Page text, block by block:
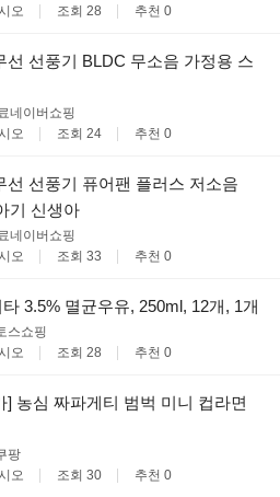
오 조회 28 추천 0
선 선풍기 BLDC 무소음 가정용 스
네이버쇼핑
오 조회 24 추천 0
선 선풍기 퓨어팬 플러스 저소음
기 신생아
네이버쇼핑
오 조회 33 추천 0
3.5% 멸균우유, 250ml, 12개, 1개
스쇼핑
오 조회 28 추천 0
] 농심 짜파게티 범벅 미니 컵라면
팡
오 조회 30 추천 0